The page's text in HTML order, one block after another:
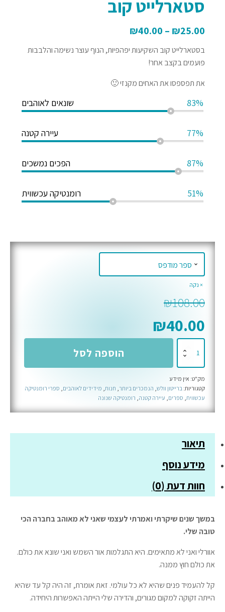
סטארלייט קוב
₪25.00
–
₪40.00
בסטארלייט קוב השקיעות יפהפיות, הנוף עוצר נשימה והלבבות
פועמים בקצב אחר!
את תפספסו את האחים מקנזי 🙂
שונאים לאוהבים 83%
עיירה קטנה 77%
הפכים נמשכים 87%
רומנטיקה עכשווית 51%
נקה
₪108.00
₪40.00
מגונן
-
ספר
בסדרת
סטארלייט
הוספה לסל
מק"ט: אין מידע
קטגוריות: ברייטון וולש הנמכרים ביותר חנות מידידים לאוהבים ספרי רומנטיקה
עכשווית ספרים עיירה קטנה רומנטיקה שנונה
תיאור
מידע נוסף
חוות דעת (0)
במשך שנים שיקרתי ואמרתי לעצמי שאני לא מאוהב בחברה הכי
טובה שלי.
אוורלי ואני לא מתאימים. היא התגלמות אור השמש ואני שונא את כולם.
את כולם חוץ ממנה.
קל להעמיד פנים שהיא לא כל עולמי. זאת אומרת, זה היה קל עד שהיא
הייתה זקוקה למקום מגורים, והדירה שלי הייתה האפשרות היחידה.